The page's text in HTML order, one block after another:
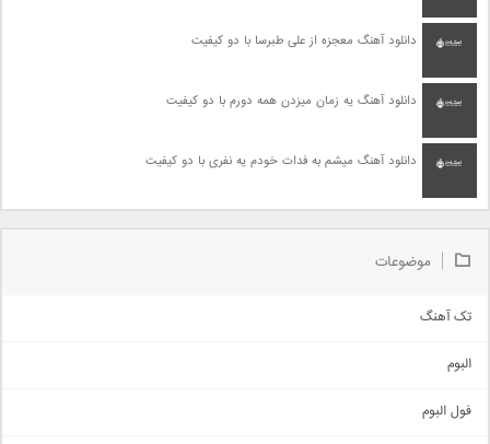
دانلود آهنگ معجزه از علی طبرسا با دو کیفیت
دانلود آهنگ یه زمان میزدن همه دورم با دو کیفیت
دانلود آهنگ میشم به فدات خودم یه نفری با دو کیفیت
موضوعات
تک آهنگ
اجتماعی
البوم
فول البوم